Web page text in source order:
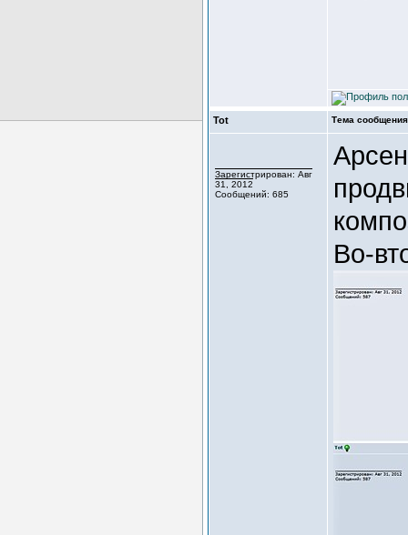
Tot Тема
Зарегистрирован: Авг
31, 2012
Сообщений: 685
Во-